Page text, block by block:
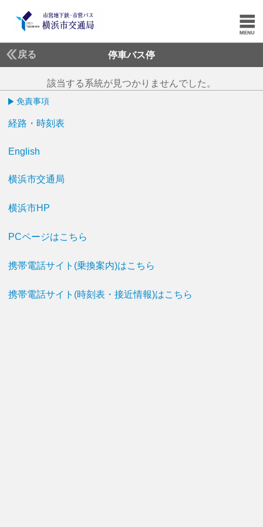
戻る 停車バス停
該当する系統が見つかりませんでした。
免責事項
経路・時刻表
English
横浜市交通局
横浜市HP
PCページはこちら
携帯電話サイト(乗換案内)はこちら
携帯電話サイト(時刻表・接近情報)はこちら